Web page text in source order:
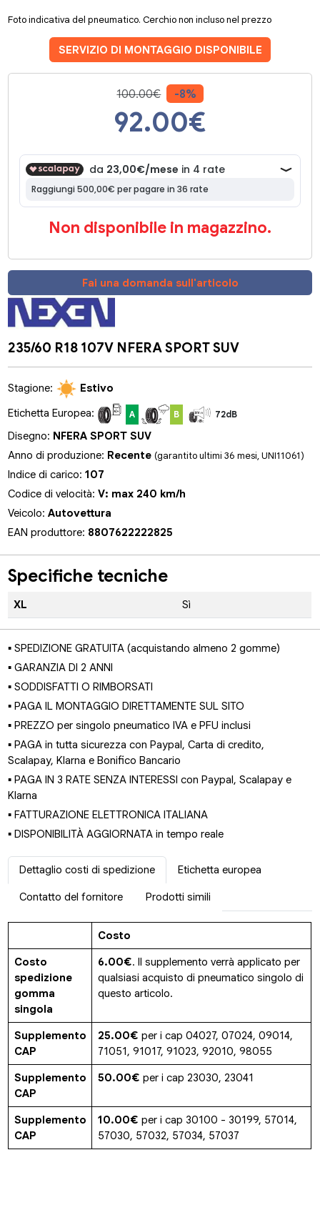
Foto indicativa del pneumatico. Cerchio non incluso nel prezzo
SERVIZIO DI MONTAGGIO DISPONIBILE
100.00€ -8%
92.00€
Non disponibile in magazzino.
Fai una domanda sull'articolo
235/60 R18 107V NFERA SPORT SUV
Stagione:
Estivo
Etichetta Europea:
A B 72dB
Disegno: NFERA SPORT SUV
Anno di produzione: Recente(garantito ultimi 36 mesi, UNI11061)
Indice di carico:107
Codice di velocità:V: max 240 km/h
Veicolo:Autovettura
EAN produttore: 8807622222825
Specifiche tecniche
XL Sì
▪ SPEDIZIONE GRATUITA (acquistando almeno 2 gomme)
▪ GARANZIA DI 2 ANNI
▪ SODDISFATTI O RIMBORSATI
▪ PAGA IL MONTAGGIO DIRETTAMENTE SUL SITO
▪ PREZZO per singolo pneumatico IVA e PFU inclusi
▪ PAGA in tutta sicurezza con Paypal, Carta di credito,
Scalapay, Klarna e Bonifico Bancario
▪ PAGA IN 3 RATE SENZA INTERESSI con Paypal, Scalapay e
Klarna
▪ FATTURAZIONE ELETTRONICA ITALIANA
▪ DISPONIBILITÀ AGGIORNATA in tempo reale
Dettaglio costi di spedizione Etichetta europea
Contatto del fornitore Prodotti simili
Costo
Costo
spedizione
gomma
singola
6.00€. Il supplemento verrà applicato per
qualsiasi acquisto di pneumatico singolo di
questo articolo.
Supplemento
CAP
25.00€ per i cap 04027, 07024, 09014,
71051, 91017, 91023, 92010, 98055
Supplemento
CAP
50.00€ per i cap 23030, 23041
Supplemento
CAP
10.00€ per i cap 30100 - 30199, 57014,
57030, 57032, 57034, 57037